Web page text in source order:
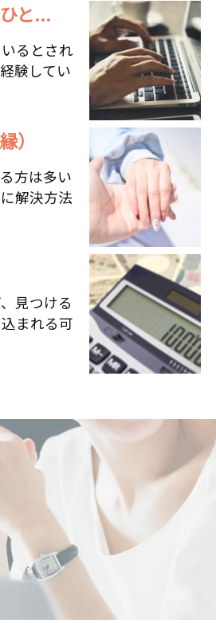
と...
るとされ
験してい
）
方は多い
解決方法
見つける
まれる可